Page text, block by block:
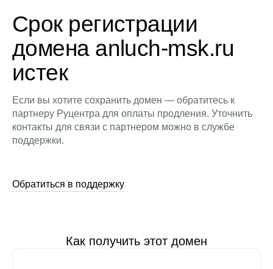
Срок регистрации
домена anluch-msk.ru
истек
Если вы хотите сохранить домен — обратитесь к
партнеру Руцентра для оплаты продления. Уточнить
контакты для связи с партнером можно в службе
поддержки.
Обратиться в поддержку
Как получить этот домен